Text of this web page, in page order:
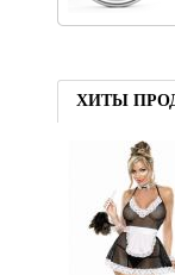
ХИТЫ